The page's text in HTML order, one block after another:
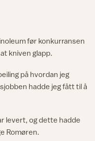
før konkurransen
kniven glapp.
på hvordan jeg
hadde jeg fått til å
levert, og dette hadde
Romøren.